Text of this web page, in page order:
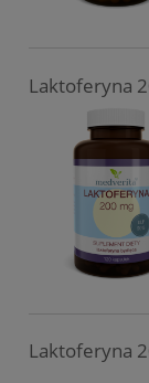
Laktoferyna
Laktoferyna